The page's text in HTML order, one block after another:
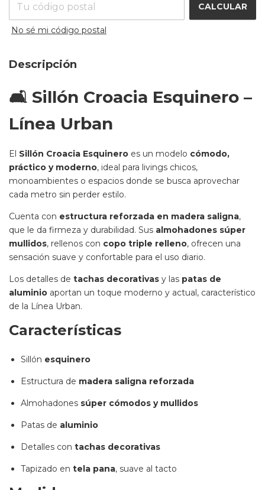
CALCULAR
No sé mi código postal
Descripción
🛋️ Sillón Croacia Esquinero –
Línea Urban
El Sillón Croacia Esquinero es un modelo cómodo,
práctico y moderno, ideal para livings chicos,
monoambientes o espacios donde se busca aprovechar
cada metro sin perder estilo.
Cuenta con estructura reforzada en madera saligna,
que le da firmeza y durabilidad. Sus almohadones súper
mullidos, rellenos con copo triple relleno, ofrecen una
sensación suave y confortable para el uso diario.
Los detalles de tachas decorativas y las patas de
aluminio aportan un toque moderno y actual, característico
de la Línea Urban.
Características
Sillón esquinero
Estructura de madera saligna reforzada
Almohadones súper cómodos y mullidos
Patas de aluminio
Detalles con tachas decorativas
Tapizado en tela pana, suave al tacto